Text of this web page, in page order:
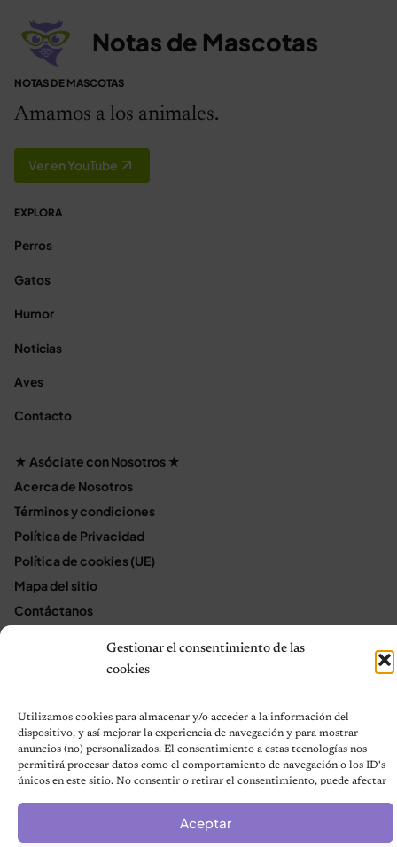
Gestionar el consentimiento de las
cookies
Utilizamos cookies para almacenar y/o acceder a la información del
dispositivo, y así mejorar la experiencia de navegación y para mostrar
anuncios (no) personalizados. El consentimiento a estas tecnologías nos
permitirá procesar datos como el comportamiento de navegación o los ID's
únicos en este sitio. No consentir o retirar el consentimiento, puede afectar
Aceptar
Notas de Mascotas
NOTAS DE MASCOTAS
Amamos a los animales.
Ver en YouTube
EXPLORA
Perros
Gatos
Humor
Noticias
Aves
Contacto
★ Asóciate con Nosotros ★
Acerca de Nosotros
Términos y condiciones
Política de Privacidad
Política de cookies (UE)
Mapa del sitio
Contáctanos
Política de privacidad